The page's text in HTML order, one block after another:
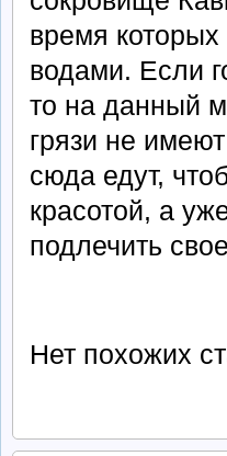
время
водами. Если
то на данный
грязи не
сюда едут,
красотой, а
подлечить
Нет похожих